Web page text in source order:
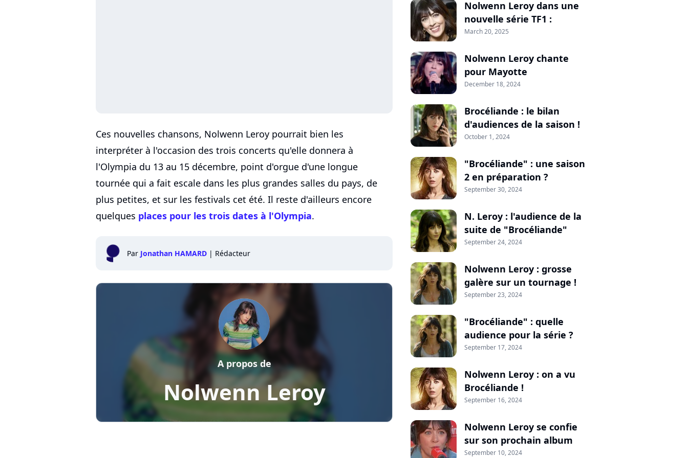
Ces nouvelles chansons, Nolwenn Leroy pourrait bien les
interpréter à l'occasion des trois concerts qu'elle donnera à
l'Olympia du 13 au 15 décembre, point d'orgue d'une longue
tournée qui a fait escale dans les plus grandes salles du pays, de
plus petites, et sur les festivals cet été. Il reste d'ailleurs encore
quelques places pour les trois dates à l'Olympia.
Par Jonathan HAMARD | Rédacteur
Nolwenn Leroy
A propos de
Nolwenn Leroy dans une
nouvelle série TF1 :
March 20, 2025
Nolwenn Leroy chante
pour Mayotte
December 18, 2024
Brocéliande : le bilan
d'audiences de la saison !
October 1, 2024
"Brocéliande" : une saison
2 en préparation ?
September 30, 2024
N. Leroy : l'audience de la
suite de "Brocéliande"
September 24, 2024
Nolwenn Leroy : grosse
galère sur un tournage !
September 23, 2024
"Brocéliande" : quelle
audience pour la série ?
September 17, 2024
Nolwenn Leroy : on a vu
Brocéliande !
September 16, 2024
Nolwenn Leroy se confie
sur son prochain album
September 10, 2024